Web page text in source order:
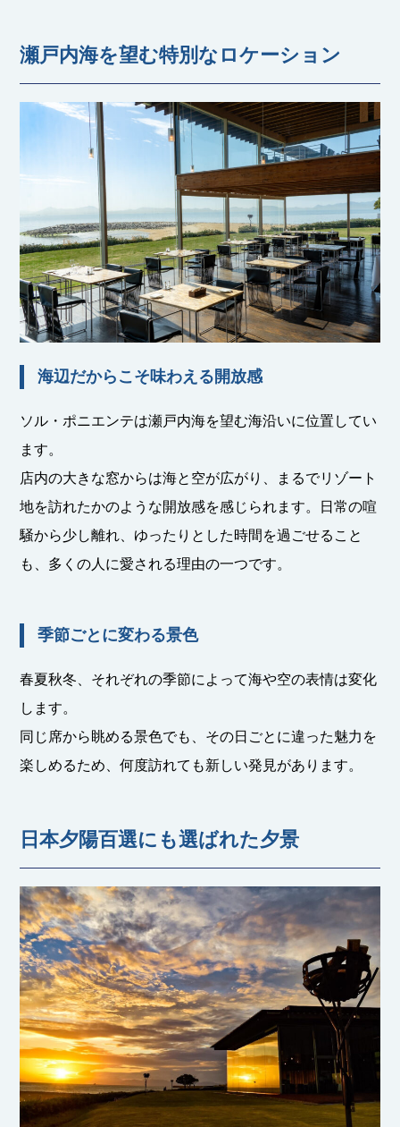
瀬戸内海を望む特別なロケーション
海辺だからこそ味わえる開放感
ソル・ポニエンテは瀬戸内海を望む海沿いに位置してい
ます。
店内の大きな窓からは海と空が広がり、まるでリゾート
地を訪れたかのような開放感を感じられます。日常の喧
騒から少し離れ、ゆったりとした時間を過ごせること
も、多くの人に愛される理由の一つです。
季節ごとに変わる景色
春夏秋冬、それぞれの季節によって海や空の表情は変化
します。
同じ席から眺める景色でも、その日ごとに違った魅力を
楽しめるため、何度訪れても新しい発見があります。
日本夕陽百選にも選ばれた夕景